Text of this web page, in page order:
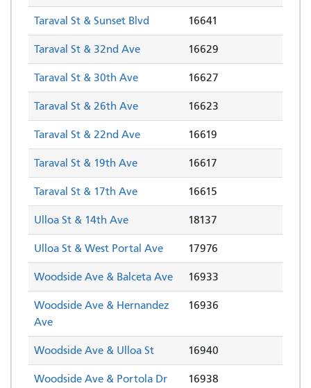
Taraval St & Sunset Blvd 16641
Taraval St & 32nd Ave 16629
Taraval St & 30th Ave 16627
Taraval St & 26th Ave 16623
Taraval St & 22nd Ave 16619
Taraval St & 19th Ave 16617
Taraval St & 17th Ave 16615
Ulloa St & 14th Ave 18137
Ulloa St & West Portal Ave 17976
Woodside Ave & Balceta Ave 16933
Woodside Ave & Hernandez
Ave
16936
Woodside Ave & Ulloa St 16940
Woodside Ave & Portola Dr 16938